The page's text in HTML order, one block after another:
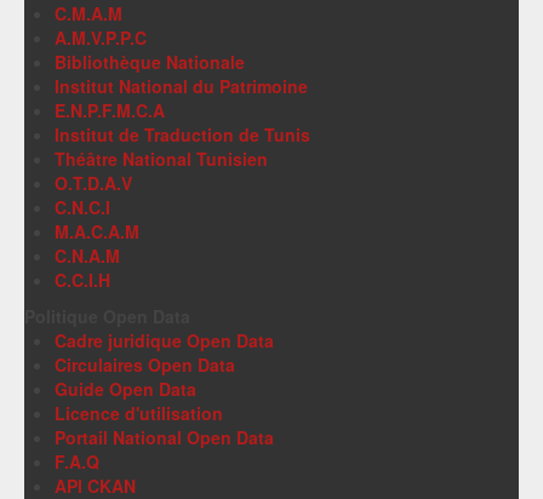
C.M.A.M
A.M.V.P.P.C
Bibliothèque Nationale
Institut National du Patrimoine
E.N.P.F.M.C.A
Institut de Traduction de Tunis
Théâtre National Tunisien
O.T.D.A.V
C.N.C.I
M.A.C.A.M
C.N.A.M
C.C.I.H
Cadre juridique Open Data
Circulaires Open Data
Guide Open Data
Licence d'utilisation
Portail National Open Data
F.A.Q
API CKAN